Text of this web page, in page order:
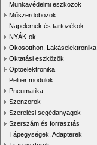
Munkavédelmi eszközök
Műszerdobozok
Napelemek és tartozékok
NYÁK-ok
Okosotthon, Lakáselektronika
Oktatási eszközök
Optoelektronika
Peltier modulok
Pneumatika
Szenzorok
Szerelési segédanyagok
Szerszám és forrasztás
Tápegységek, Adapterek